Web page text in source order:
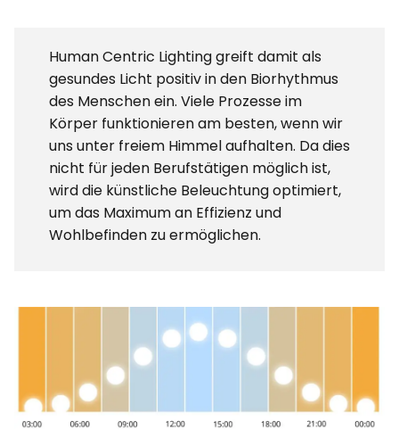
Human Centric Lighting greift damit als
gesundes Licht positiv in den Biorhythmus
des Menschen ein. Viele Prozesse im
Körper funktionieren am besten, wenn wir
uns unter freiem Himmel aufhalten. Da dies
nicht für jeden Berufstätigen möglich ist,
wird die künstliche Beleuchtung optimiert,
um das Maximum an Effizienz und
Wohlbefinden zu ermöglichen.